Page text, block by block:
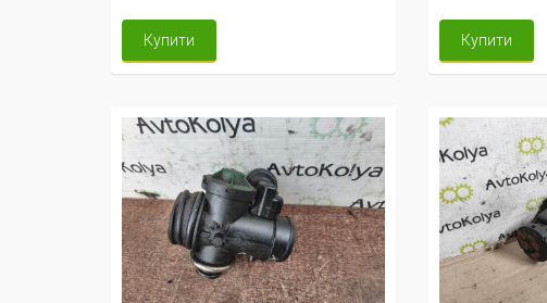
Купити Купити